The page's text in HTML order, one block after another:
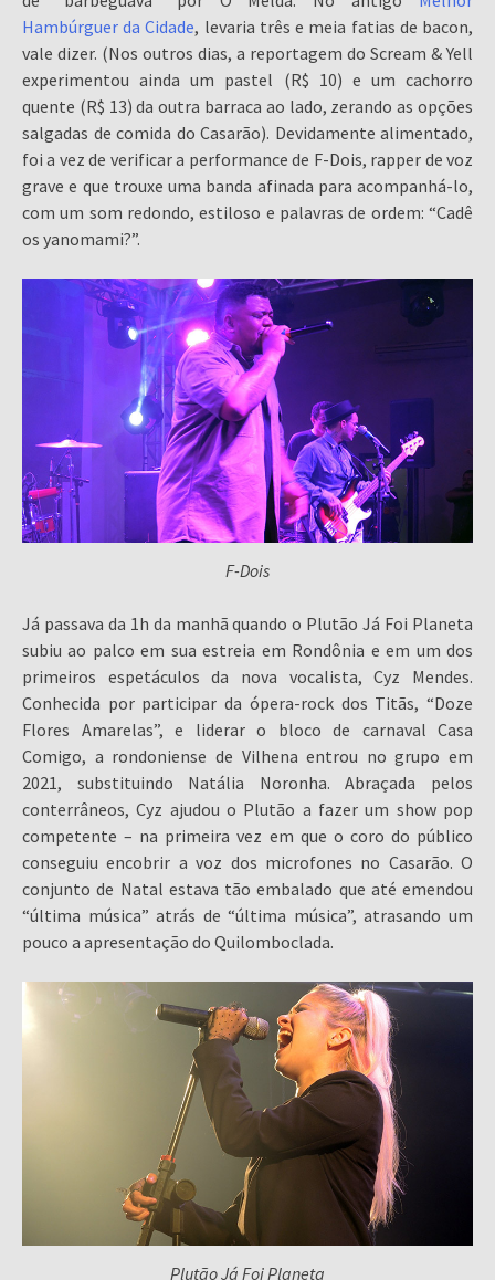
Hambúrguer da Cidade, levaria três e meia fatias de bacon,
vale dizer. (Nos outros dias, a reportagem do Scream & Yell
experimentou ainda um pastel (R$ 10) e um cachorro
quente (R$ 13) da outra barraca ao lado, zerando as opções
salgadas de comida do Casarão). Devidamente alimentado,
foi a vez de verificar a performance de F-Dois, rapper de voz
grave e que trouxe uma banda afinada para acompanhá-lo,
com um som redondo, estiloso e palavras de ordem: “Cadê
os yanomami?”.
F-Dois
Já passava da 1h da manhã quando o Plutão Já Foi Planeta
subiu ao palco em sua estreia em Rondônia e em um dos
primeiros espetáculos da nova vocalista, Cyz Mendes.
Conhecida por participar da ópera-rock dos Titãs, “Doze
Flores Amarelas”, e liderar o bloco de carnaval Casa
Comigo, a rondoniense de Vilhena entrou no grupo em
2021, substituindo Natália Noronha. Abraçada pelos
conterrâneos, Cyz ajudou o Plutão a fazer um show pop
competente – na primeira vez em que o coro do público
conseguiu encobrir a voz dos microfones no Casarão. O
conjunto de Natal estava tão embalado que até emendou
“última música” atrás de “última música”, atrasando um
pouco a apresentação do Quilomboclada.
Plutão Já Foi Planeta